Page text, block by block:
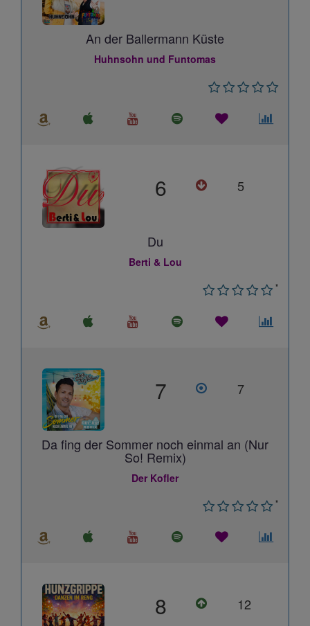
An der Ballermann Küste
Huhnsohn und Funtomas
6 5
Du
Berti & Lou
*
7 7
Da fing der Sommer noch einmal an (Nur
So! Remix)
Der Kofler
*
8 12